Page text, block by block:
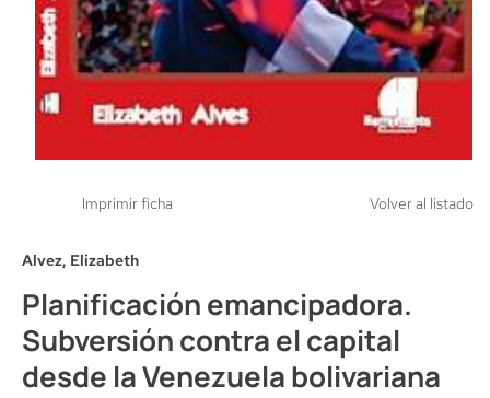
Imprimir ficha Volver al listado
Alvez, Elizabeth
Planificación emancipadora.
Subversión contra el capital
desde la Venezuela bolivariana